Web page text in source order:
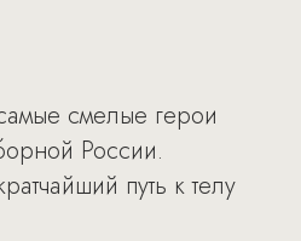
смелые герои
России.
путь к телу